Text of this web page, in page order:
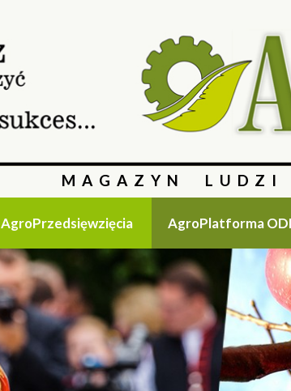
MAGAZYN LUDZI
AgroPrzedsięwzięcia AgroPlatforma